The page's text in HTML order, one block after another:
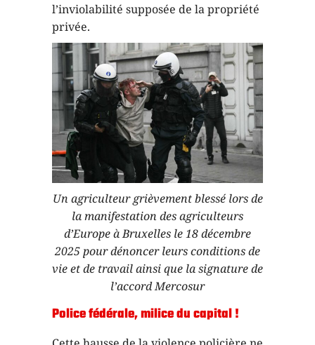
l’inviolabilité supposée de la propriété
privée.
Un agriculteur grièvement blessé lors de
la manifestation des agriculteurs
d’Europe à Bruxelles le 18 décembre
2025 pour dénoncer leurs conditions de
vie et de travail ainsi que la signature de
l’accord Mercosur
Police fédérale, milice du capital !